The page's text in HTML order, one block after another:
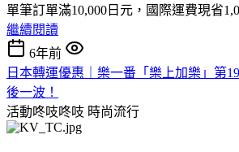
單筆訂單滿10,000日元，國際運費現省
繼續閱讀
6年前
日本轉運優惠｜樂一番「樂上加樂」第
後一波！
活動咚吱咚吱 時尚流行